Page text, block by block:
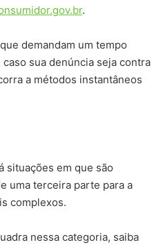
.
demandam um tempo
sua denúncia seja contra
a métodos instantâneos
situações em que são
uma terceira parte para a
complexos.
nessa categoria, saiba